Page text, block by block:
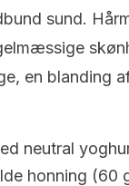
sund.
en blanding
neutral
honning (60